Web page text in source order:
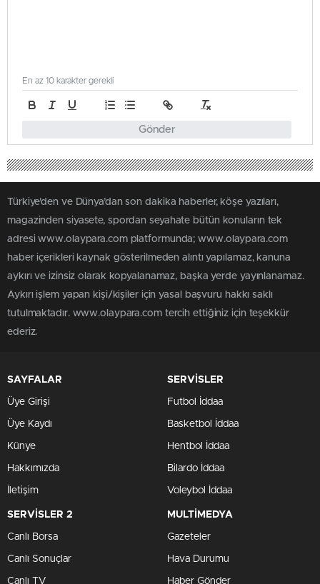
Gönder
En az 10 karakter gerekli
Türkiye'den ve Dünya’dan son dakika haberler, köşe yazıları,
magazinden siyasete, spordan seyahate bütün konuların tek
adresi www.olaypara.com platformunda; www.olaypara.com
haber içerikleri kaynak gösterilmeden alıntı yapılamaz, kanuna
aykırı ve izinsiz olarak kopyalanamaz, başka yerde yayınlanamaz.
Aykırı işlem yapan kişi/kişiler için yasal başvuru hakkı saklı
tutulmaktadır. www.olaypara.com tercih ettiğiniz için teşekkür
ederiz.
SAYFALAR
Üye Girişi
Üye Kaydı
Künye
Hakkımızda
İletişim
SERVİSLER
Futbol İddaa
Basketbol İddaa
Hentbol İddaa
Bilardo İddaa
Voleybol İddaa
SERVİSLER 2
Canlı Borsa
Canlı Sonuçlar
Canlı TV
MULTİMEDYA
Gazeteler
Hava Durumu
Haber Gönder